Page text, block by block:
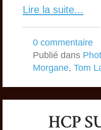
Lire la suite...
0 commentaire
Publié dans
Morgane, Tom